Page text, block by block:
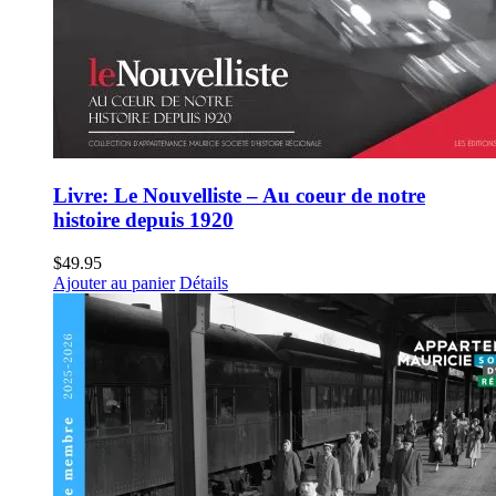
Livre: Le Nouvelliste – Au coeur de notre
histoire depuis 1920
$49.95
Ajouter au panier Détails